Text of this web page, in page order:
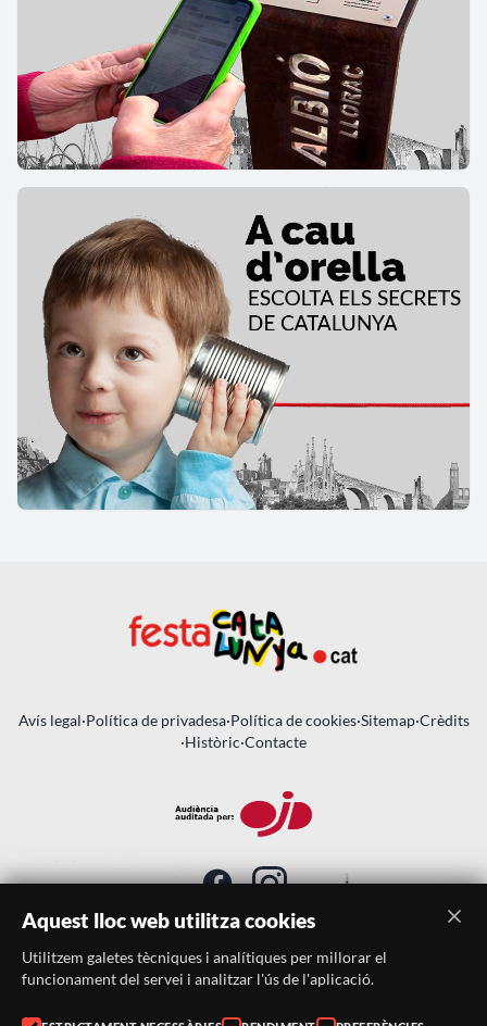
Avís legal·Política de privadesa·Política de cookies·Sitemap·Crèdits
·Històric·Contacte
SUBSCRIU-TE AL BUTLLETÍ
Aquest lloc web utilitza cookies
Utilitzem galetes tècniques i analítiques per millorar el
funcionament del servei i analitzar l'ús de l'aplicació.